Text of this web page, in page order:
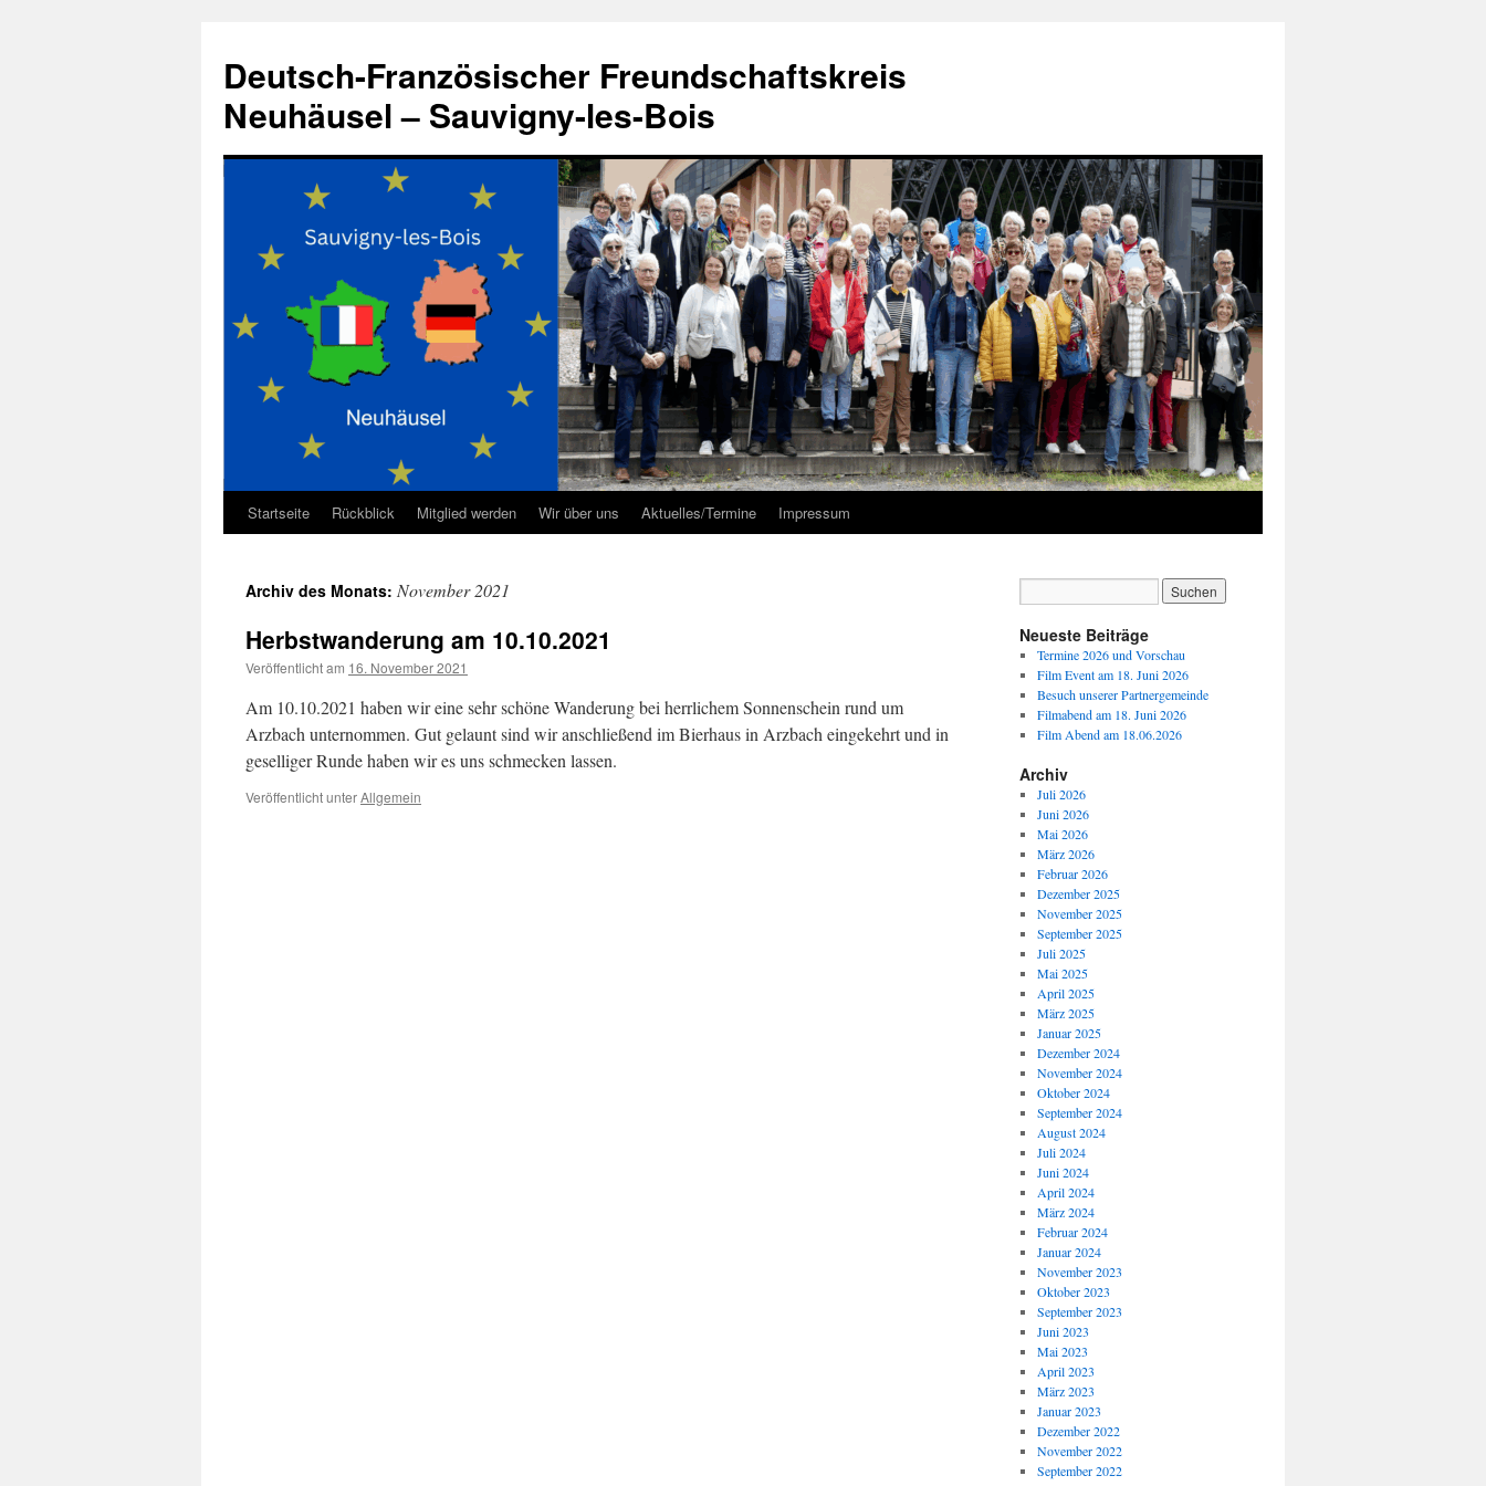
springen
Deutsch-Französischer Freundschaftskreis
Neuhäusel – Sauvigny-les-Bois
Startseite Rückblick Mitglied werden Wir über uns Aktuelles/Termine Impressum
Archiv des Monats: November 2021
Herbstwanderung am 10.10.2021
Veröffentlicht am 16. November 2021
Am 10.10.2021 haben wir eine sehr schöne Wanderung bei herrlichem Sonnenschein rund um
Arzbach unternommen. Gut gelaunt sind wir anschließend im Bierhaus in Arzbach eingekehrt und in
geselliger Runde haben wir es uns schmecken lassen.
Veröffentlicht unterAllgemein
Neueste Beiträge
Termine 2026 und Vorschau
Film Event am 18. Juni 2026
Besuch unserer Partnergemeinde
Filmabend am 18. Juni 2026
Film Abend am 18.06.2026
Archiv
Juli 2026
Juni 2026
Mai 2026
März 2026
Februar 2026
Dezember 2025
November 2025
September 2025
Juli 2025
Mai 2025
April 2025
März 2025
Januar 2025
Dezember 2024
November 2024
Oktober 2024
September 2024
August 2024
Juli 2024
Juni 2024
April 2024
März 2024
Februar 2024
Januar 2024
November 2023
Oktober 2023
September 2023
Juni 2023
Mai 2023
April 2023
März 2023
Januar 2023
Dezember 2022
November 2022
September 2022